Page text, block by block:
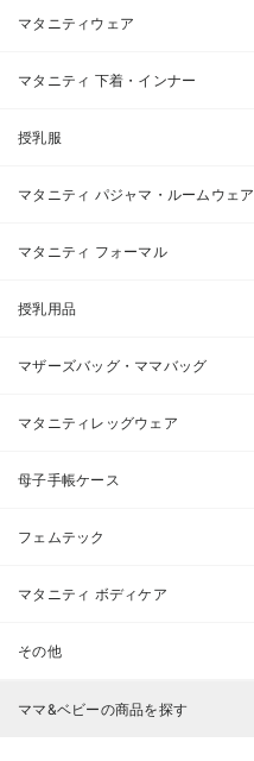
マタニティウェア
マタニティ 下着・インナー
授乳服
マタニティ パジャマ・ルームウェア
マタニティ フォーマル
授乳用品
マザーズバッグ・ママバッグ
マタニティレッグウェア
母子手帳ケース
フェムテック
マタニティ ボディケア
その他
ママ&ベビーの商品を探す